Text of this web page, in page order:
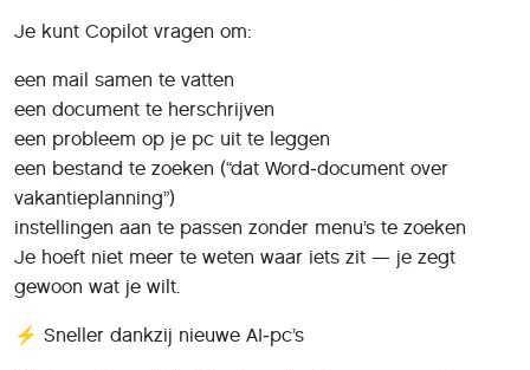
Je kunt Copilot vragen om:
een mail samen te vatten
een document te herschrijven
een probleem op je pc uit te leggen
een bestand te zoeken (“dat Word‑document over
vakantieplanning”)
instellingen aan te passen zonder menu’s te zoeken
Je hoeft niet meer te weten waar iets zit — je zegt
gewoon wat je wilt.
⚡ Sneller dankzij nieuwe AI‑pc’s